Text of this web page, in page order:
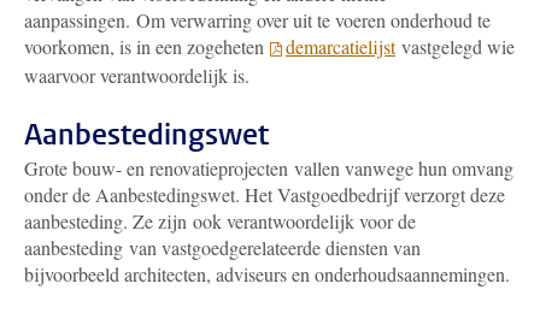
aanpassingen. Om verwarring over uit te voeren onderhoud te
voorkomen, is in een zogeheten
demarcatielijstvastgelegd wie
waarvoor verantwoordelijk is.
Aanbestedingswet
Grote bouw- en renovatieprojecten vallen vanwege hun omvang
onder de Aanbestedingswet. Het Vastgoedbedrijf verzorgt deze
aanbesteding. Ze zijn ook verantwoordelijk voor de
aanbesteding van vastgoedgerelateerde diensten van
bijvoorbeeld architecten, adviseurs en onderhoudsaannemingen.